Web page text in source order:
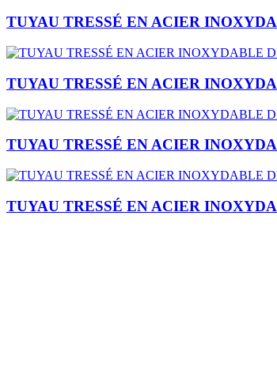
TUYAU TRESSÉ EN ACIER
TUYAU TRESSÉ EN ACIER
TUYAU TRESSÉ EN ACIER
TUYAU TRESSÉ EN ACIER